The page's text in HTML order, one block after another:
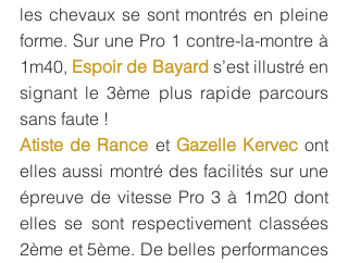
les chevaux se sont montrés en pleine
forme. Sur une Pro 1 contre-la-montre à
1m40, Espoir de Bayard s’est illustré en
signant le 3ème plus rapide parcours
sans faute !
Atiste de Rance et Gazelle Kervec ont
elles aussi montré des facilités sur une
épreuve de vitesse Pro 3 à 1m20 dont
elles se sont respectivement classées
2ème et 5ème. De belles performances